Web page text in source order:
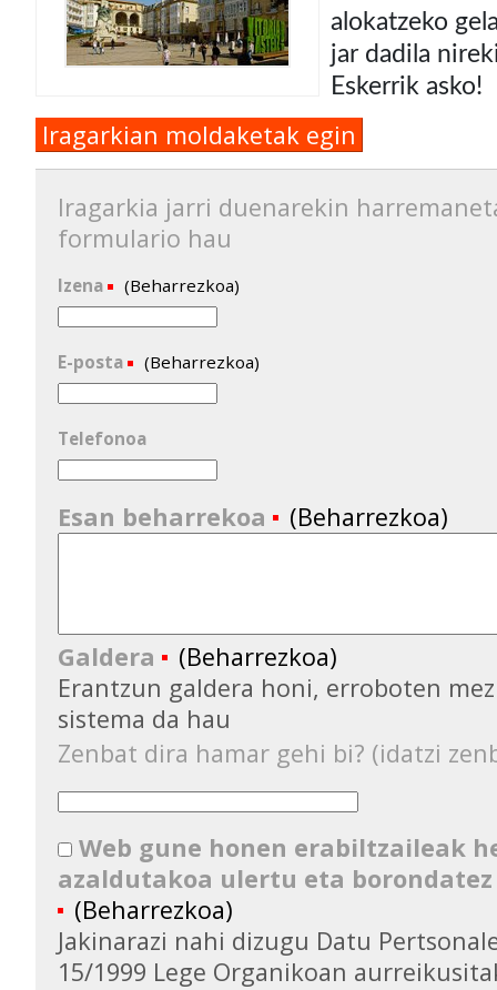
alokatzeko
jar dadila
Eskerrik asko!
Iragarkian moldaketak egin
Iragarkia jarri duenarekin
formulario hau
Izena (Beharrezkoa)
E-posta (Beharrezkoa)
Telefonoa
Esan beharrekoa (Beharrezkoa)
Galdera
(Beharrezkoa)
Erantzun galdera honi, erroboten
sistema da hau
Zenbat dira hamar gehi bi? (idatzi
Web gune honen erabiltzaileak
azaldutakoa ulertu eta
(Beharrezkoa)
Jakinarazi nahi dizugu Datu
15/1999 Lege Organikoan